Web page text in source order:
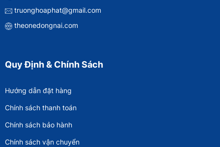
truonghoaphat@gmail.com
theonedongnai.com
Quy Định & Chính Sách
Hướng dẫn đặt hàng
Chính sách thanh toán
Chính sách bảo hành
Chính sách vận chuyển